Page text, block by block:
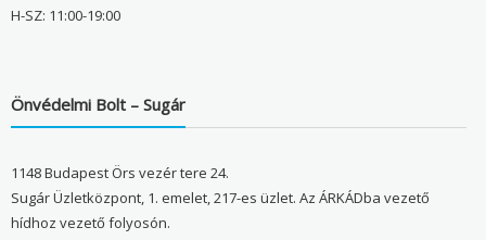
H-SZ: 11:00-19:00
Önvédelmi Bolt – Sugár
1148 Budapest Örs vezér tere 24.
Sugár Üzletközpont, 1. emelet, 217-es üzlet. Az ÁRKÁDba vezető
hídhoz vezető folyosón.